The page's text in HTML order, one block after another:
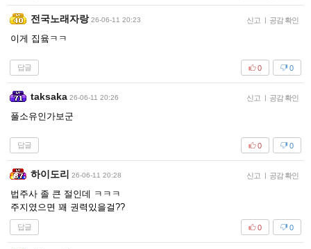
전국노래자랑 26-06-11 20:23 신고 공감 확인
이게 집윸ㅋㅋ
답글 0
0
taksaka 26-06-11 20:26 신고 공감 확인
풀소유인가보군
답글 0
0
하이도리 26-06-11 20:28 신고 공감 확인
법주사 졸 큰 절인데 ㅋㅋㅋ
주지였으면 꽤 권력있을걸??
답글 0
0